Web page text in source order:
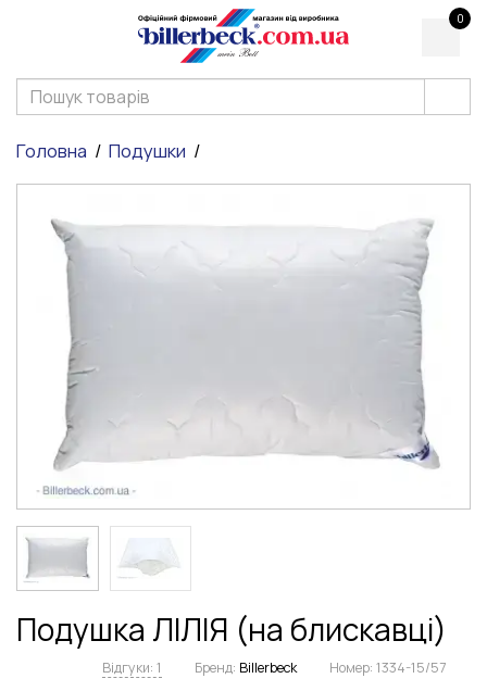
0
Головна Подушки
Подушка ЛІЛІЯ (на блискавці)
Відгуки: 1 Бренд: Billerbeck Номер: 1334-15/57